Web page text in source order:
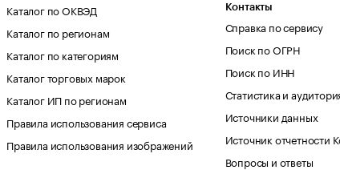
Каталог по ОКВЭД
Каталог по регионам
Каталог по категориям
Каталог торговых марок
Каталог ИП по регионам
Правила использования сервиса
Правила использования изображений
Контакты
Справка по сервису
Поиск по ОГРН
Поиск по ИНН
Статистика и
Источники данных
Источник отчетности
Вопросы и ответы